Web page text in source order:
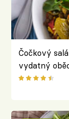
Čočkový
vydatný